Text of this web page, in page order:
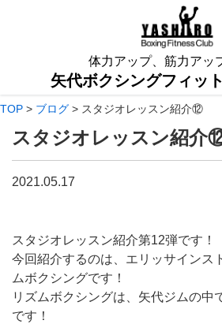
体力アップ、筋力アッ
矢代ボクシングフィッ
TOP > ブログ > スタジオレッスン紹介⑫
スタジオレッスン紹介
2021.05.17
スタジオレッスン紹介第12弾です！
今回紹介するのは、エリッサインス
ムボクシングです！
リズムボクシングは、矢代ジムの中
です！